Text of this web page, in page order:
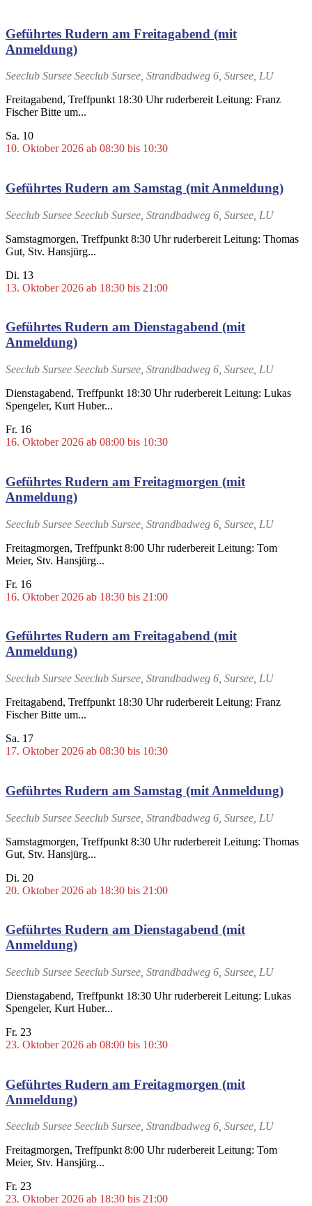
Geführtes Rudern am Freitagabend (mit
Anmeldung)
Seeclub Sursee Seeclub Sursee, Strandbadweg 6, Sursee, LU
Freitagabend, Treffpunkt 18:30 Uhr ruderbereit Leitung: Franz
Fischer Bitte um...
Sa. 10
10. Oktober 2026 ab 08:30 bis 10:30
Geführtes Rudern am Samstag (mit Anmeldung)
Seeclub Sursee Seeclub Sursee, Strandbadweg 6, Sursee, LU
Samstagmorgen, Treffpunkt 8:30 Uhr ruderbereit Leitung: Thomas
Gut, Stv. Hansjürg...
Di. 13
13. Oktober 2026 ab 18:30 bis 21:00
Geführtes Rudern am Dienstagabend (mit
Anmeldung)
Seeclub Sursee Seeclub Sursee, Strandbadweg 6, Sursee, LU
Dienstagabend, Treffpunkt 18:30 Uhr ruderbereit Leitung: Lukas
Spengeler, Kurt Huber...
Fr. 16
16. Oktober 2026 ab 08:00 bis 10:30
Geführtes Rudern am Freitagmorgen (mit
Anmeldung)
Seeclub Sursee Seeclub Sursee, Strandbadweg 6, Sursee, LU
Freitagmorgen, Treffpunkt 8:00 Uhr ruderbereit Leitung: Tom
Meier, Stv. Hansjürg...
Fr. 16
16. Oktober 2026 ab 18:30 bis 21:00
Geführtes Rudern am Freitagabend (mit
Anmeldung)
Seeclub Sursee Seeclub Sursee, Strandbadweg 6, Sursee, LU
Freitagabend, Treffpunkt 18:30 Uhr ruderbereit Leitung: Franz
Fischer Bitte um...
Sa. 17
17. Oktober 2026 ab 08:30 bis 10:30
Geführtes Rudern am Samstag (mit Anmeldung)
Seeclub Sursee Seeclub Sursee, Strandbadweg 6, Sursee, LU
Samstagmorgen, Treffpunkt 8:30 Uhr ruderbereit Leitung: Thomas
Gut, Stv. Hansjürg...
Di. 20
20. Oktober 2026 ab 18:30 bis 21:00
Geführtes Rudern am Dienstagabend (mit
Anmeldung)
Seeclub Sursee Seeclub Sursee, Strandbadweg 6, Sursee, LU
Dienstagabend, Treffpunkt 18:30 Uhr ruderbereit Leitung: Lukas
Spengeler, Kurt Huber...
Fr. 23
23. Oktober 2026 ab 08:00 bis 10:30
Geführtes Rudern am Freitagmorgen (mit
Anmeldung)
Seeclub Sursee Seeclub Sursee, Strandbadweg 6, Sursee, LU
Freitagmorgen, Treffpunkt 8:00 Uhr ruderbereit Leitung: Tom
Meier, Stv. Hansjürg...
Fr. 23
23. Oktober 2026 ab 18:30 bis 21:00